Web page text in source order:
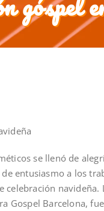
se llenó de
entusiasmo a los
Gospel Barcelona,